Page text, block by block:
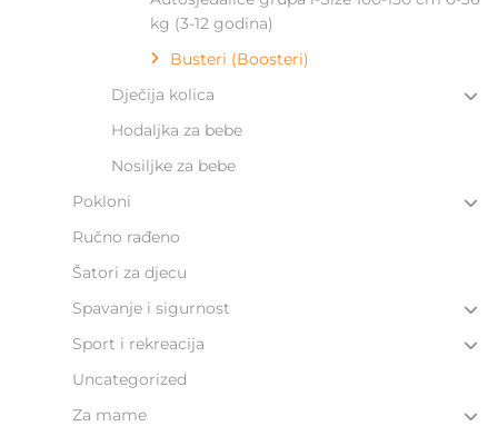
kg (3-12 godina)
Busteri (Boosteri)
Dječija kolica
Hodaljka za bebe​
Nosiljke za bebe
Pokloni
Ručno rađeno
Šatori za djecu
Spavanje i sigurnost
Sport i rekreacija
Uncategorized
Za mame